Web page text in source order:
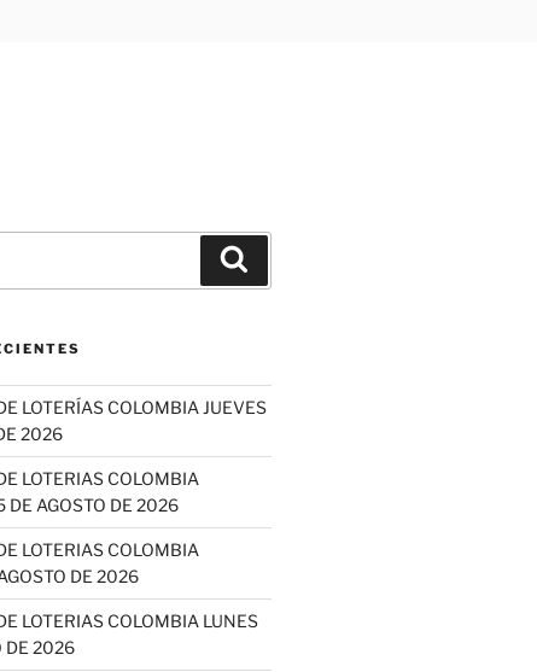
LOTERÍAS COLOMBIA JUEVES
2026
LOTERIAS COLOMBIA
DE AGOSTO DE 2026
LOTERIAS COLOMBIA
DE 2026
LOTERIAS COLOMBIA LUNES
DE 2026